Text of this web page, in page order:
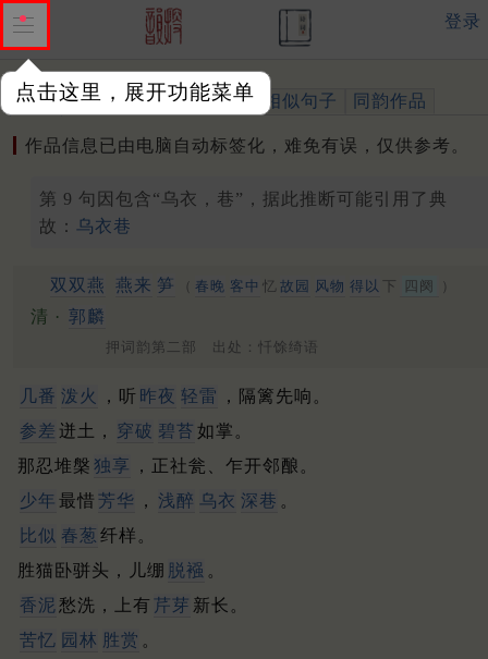
点击这里，展开功能菜单
登录
作品 标注四声 出处、引用 相似句子 同韵作品
作品信息已由电脑自动标签化，难免有误，仅供参考。
第 9 句因包含“乌衣，巷”，据此推断可能引用了典
故： 乌衣巷
双双燕 燕来 笋 （ 春晚 客中 忆 故园 风物 得以 下 四阕 ）
清 · 郭麟
押词韵第二部 出处：忏馀绮语
几番 泼火 ，听 昨夜 轻雷
，隔篱先响。
参差 迸土， 穿破 碧苔 如掌。
那忍堆槃 独享
，正社瓮、乍开邻酿。
少年 最惜 芳华 ， 浅醉 乌衣 深巷 。
比似 春葱 纤样。
胜猫卧骈头，儿绷 脱襁 。
香泥愁洗，上有 芹芽 新长。
苦忆 园林 胜赏 。